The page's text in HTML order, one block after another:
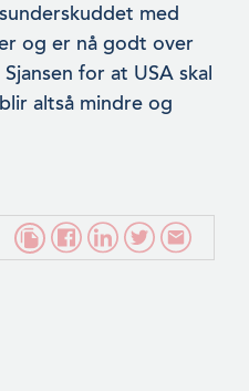
med
og er nå godt over
for at USA skal
altså mindre og